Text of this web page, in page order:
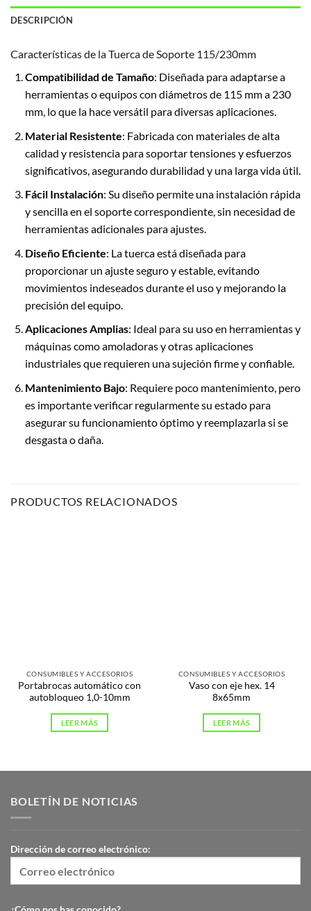
DESCRIPCIÓN
Características de la Tuerca de Soporte 115/230mm
Compatibilidad de Tamaño: Diseñada para adaptarse a
herramientas o equipos con diámetros de 115 mm a 230
mm, lo que la hace versátil para diversas aplicaciones.
Material Resistente: Fabricada con materiales de alta
calidad y resistencia para soportar tensiones y esfuerzos
significativos, asegurando durabilidad y una larga vida útil.
Fácil Instalación: Su diseño permite una instalación rápida
y sencilla en el soporte correspondiente, sin necesidad de
herramientas adicionales para ajustes.
Diseño Eficiente: La tuerca está diseñada para
proporcionar un ajuste seguro y estable, evitando
movimientos indeseados durante el uso y mejorando la
precisión del equipo.
Aplicaciones Amplias: Ideal para su uso en herramientas y
máquinas como amoladoras y otras aplicaciones
industriales que requieren una sujeción firme y confiable.
Mantenimiento Bajo: Requiere poco mantenimiento, pero
es importante verificar regularmente su estado para
asegurar su funcionamiento óptimo y reemplazarla si se
desgasta o daña.
PRODUCTOS RELACIONADOS
CONSUMIBLES Y ACCESORIOS
Portabrocas automático con
autobloqueo 1,0-10mm
LEER MÁS
CONSUMIBLES Y ACCESORIOS
Vaso con eje hex. 14
8x65mm
LEER MÁS
BOLETÍN DE NOTICIAS
Dirección de correo electrónico: